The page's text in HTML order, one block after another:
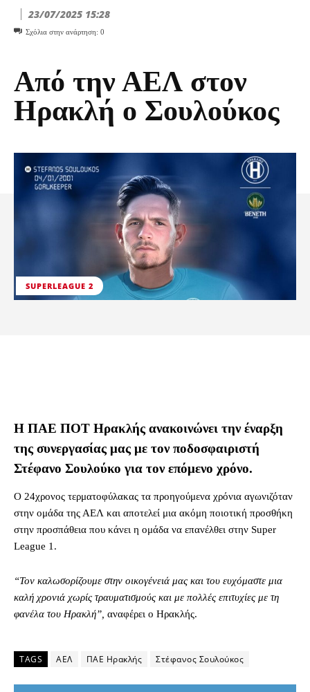
23/07/2025 15:28
Σχόλια στην ανάρτηση: 0
Από την ΑΕΛ στον
Ηρακλή ο Σουλούκος
SUPERLEAGUE 2
H ΠΑΕ ΠΟΤ Ηρακλής ανακοινώνει την έναρξη
της συνεργασίας μας με τον ποδοσφαιριστή
Στέφανο Σουλούκο για τoν επόμενο χρόνο.
Ο 24χρονος τερματοφύλακας τα προηγούμενα χρόνια αγωνιζόταν
στην ομάδα της ΑΕΛ και αποτελεί μια ακόμη ποιοτική προσθήκη
στην προσπάθεια που κάνει η ομάδα να επανέλθει στην Super
League 1.
“Τον καλωσορίζουμε στην οικογένειά μας και του ευχόμαστε μια
καλή χρονιά χωρίς τραυματισμούς και με πολλές επιτυχίες με τη
φανέλα του Ηρακλή”, αναφέρει ο Ηρακλής.
TAGS ΑΕΛ ΠΑΕ Ηρακλής Στέφανος Σουλούκος